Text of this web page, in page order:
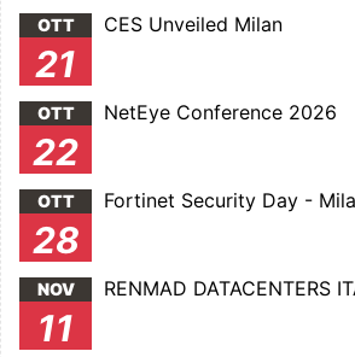
OTT
21
CES Unveiled Milan
OTT
22
NetEye Conference 2026
OTT
28
Fortinet Security Day -
NOV
11
RENMAD DATACENTERS